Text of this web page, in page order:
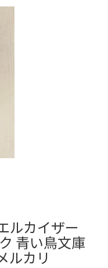
ルカイザー
青い鳥文庫
ルカリ